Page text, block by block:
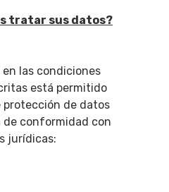
tratar sus datos?
en las condiciones
está permitido
protección de datos
de conformidad con
jurídicas: